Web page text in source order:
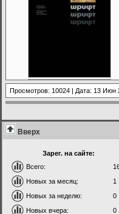
Просмотров: 10024 | Дата: 13 Июн
Вверх
Зарег. на сайте:
Всего:
Новых за месяц:
1
Новых за неделю:
0
Новых вчера:
0